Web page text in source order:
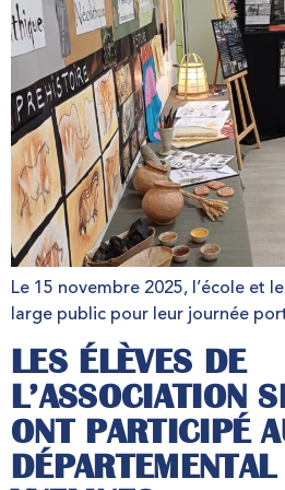
Le 15 novembre 2025, l’école et
large public pour leur journée
LES ÉLÈVES DE
L’ASSOCIATION
ONT PARTICIPÉ